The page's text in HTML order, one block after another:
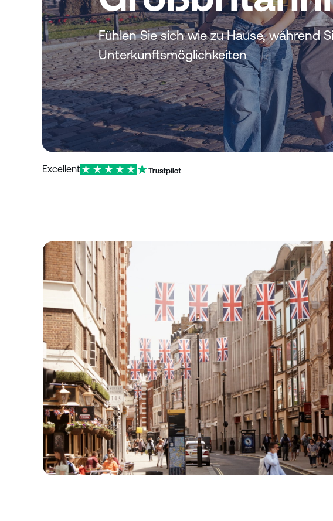
Fühlen Sie sich wie zu Hause, während
Unterkunftsmöglichkeiten
Excellent